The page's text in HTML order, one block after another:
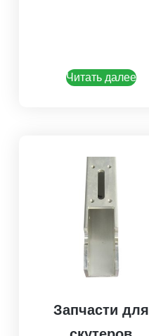
Читать далее
Запчасти для